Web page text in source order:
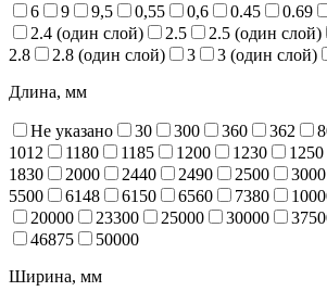
6
9 9,5 0,55 0,6 0.45 0.69
2.4 (один слой)
2.5 2.5 (один слой)
2.8
2.8 (один слой) 3 3 (один слой)
Длина, мм
Не указано 30 300 360 362
1012
1180 1185 1200 1230 1250
1830
2000 2440 2490 2500 3000
5500
6148 6150 6560 7380
20000
23300 25000 30000
46875
50000
Ширина, мм